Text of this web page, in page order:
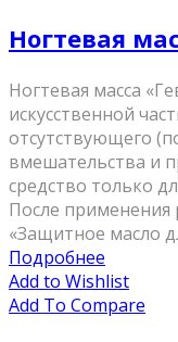
Ногтевая
Ногтевая масса
искусственной
отсутствующего
вмешательства и
средство только
После применения
«Защитное масло
Подробнее
Add to Wishlist
Add To Compare